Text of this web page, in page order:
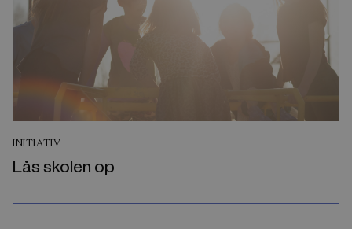
INITIATIV
Lås skolen op